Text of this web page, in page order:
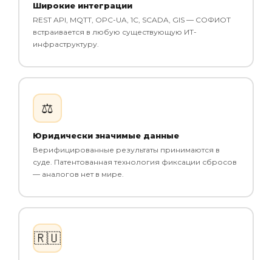
Широкие интеграции
REST API, MQTT, OPC-UA, 1С, SCADA, GIS — СОФИОТ
встраивается в любую существующую ИТ-
инфраструктуру.
⚖️
Юридически значимые данные
Верифицированные результаты принимаются в
суде. Патентованная технология фиксации сбросов
— аналогов нет в мире.
🇷🇺